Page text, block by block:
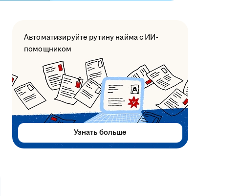
Автоматизируйте рутину найма с ИИ-
помощником
Узнать больше